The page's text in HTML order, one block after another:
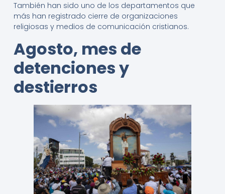
También han sido uno de los departamentos que
más han registrado cierre de organizaciones
religiosas y medios de comunicación cristianos.
Agosto, mes de
detenciones y
destierros